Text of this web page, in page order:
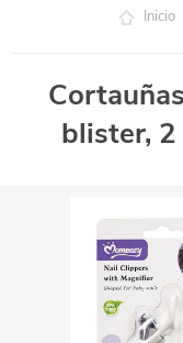
Inicio
blister, 2